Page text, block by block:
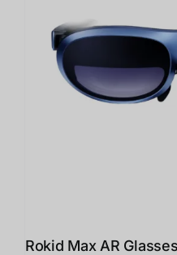
Rokid Max AR Glasses